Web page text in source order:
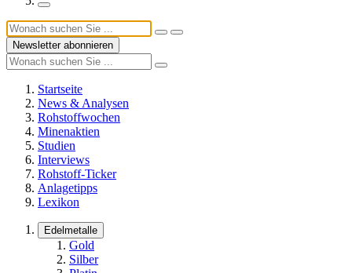
Newsletter abonnieren
Startseite
News & Analysen
Rohstoffwochen
Minenaktien
Studien
Interviews
Rohstoff-Ticker
Anlagetipps
Lexikon
Edelmetalle
Gold
Silber